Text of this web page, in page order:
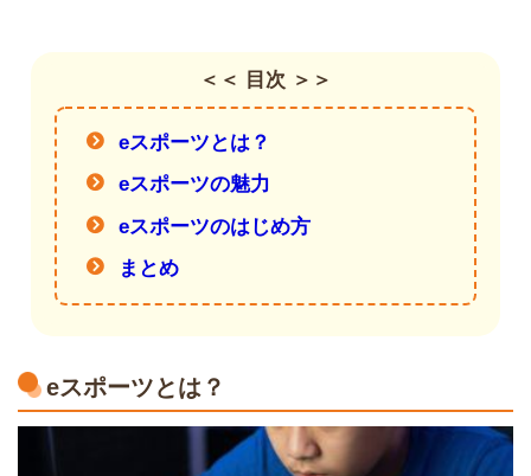
＜＜ 目次 ＞＞
eスポーツとは？
eスポーツの魅力
eスポーツのはじめ方
まとめ
eスポーツとは？